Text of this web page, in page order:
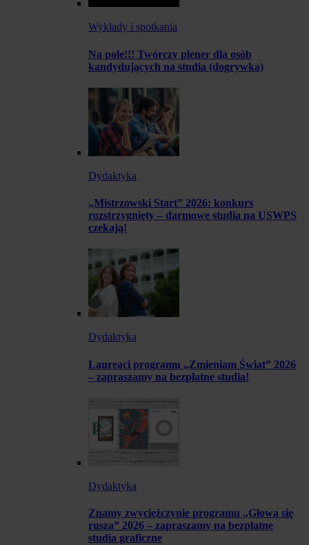
Wykłady i spotkania
Na pole!!! Twórczy plener dla osób
kandydujących na studia (dogrywka)
Dydaktyka
„Mistrzowski Start” 2026: konkurs
rozstrzygnięty – darmowe studia na USWPS
czekają!
Dydaktyka
Laureaci programu „Zmieniam Świat” 2026
– zapraszamy na bezpłatne studia!
Dydaktyka
Znamy zwyciężczynie programu „Głowa się
rusza” 2026 – zapraszamy na bezpłatne
studia graficzne